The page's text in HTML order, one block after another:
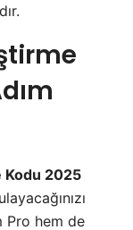
Kodu 2025
Pro hem de